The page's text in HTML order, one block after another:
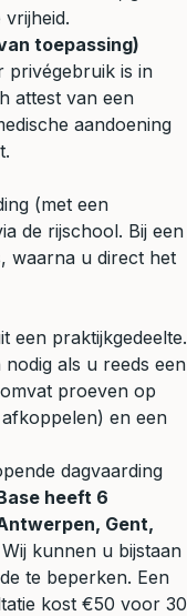
toepassing)
privégebruik is in
attest van een
aandoening
(met een
de rijschool. Bij een
waarna u direct het
een praktijkgedeelte.
als u reeds een
proeven op
en een
dagvaarding
heeft 6
Gent,
Wij kunnen u bijstaan
te beperken. Een
kost €50 voor 30